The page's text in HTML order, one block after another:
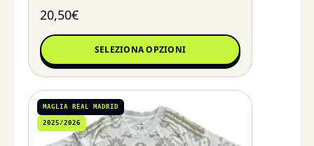
20,50€
SELEZIONA OPZIONI
MAGLIA REAL MADRID
2025/2026